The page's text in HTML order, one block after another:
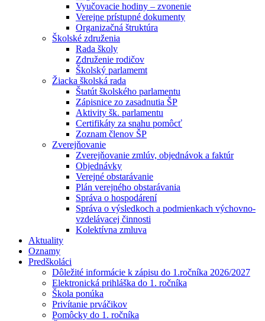
Vyučovacie hodiny – zvonenie
Verejne prístupné dokumenty
Organizačná štruktúra
Školské združenia
Rada školy
Združenie rodičov
Školský parlamemt
Žiacka školská rada
Štatút školského parlamentu
Zápisnice zo zasadnutia ŠP
Aktivity šk. parlamentu
Certifikáty za snahu pomôcť
Zoznam členov ŠP
Zverejňovanie
Zverejňovanie zmlúv, objednávok a faktúr
Objednávky
Verejné obstarávanie
Plán verejného obstarávania
Správa o hospodárení
Správa o výsledkoch a podmienkach výchovno-
vzdelávacej činnosti
Kolektívna zmluva
Aktuality
Oznamy
Predškoláci
Dôležité informácie k zápisu do 1.ročníka 2026/2027
Elektronická prihláška do 1. ročníka
Škola ponúka
Privítanie prváčikov
Pomôcky do 1. ročníka